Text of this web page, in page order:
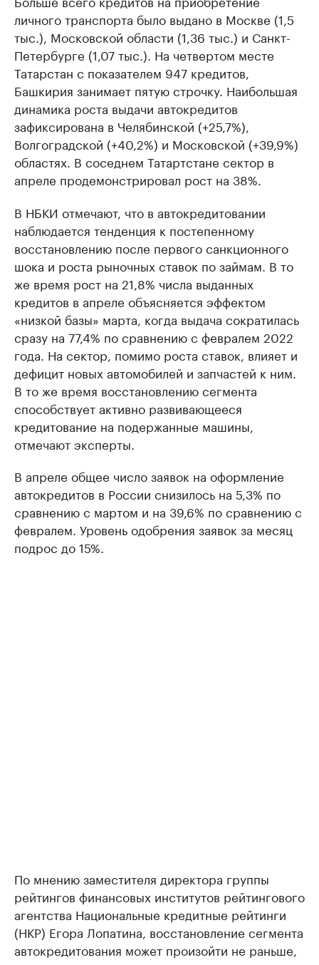
личного транспорта было выдано в Москве (1,5
тыс.), Московской области (1,36 тыс.) и Санкт-
Петербурге (1,07 тыс.). На четвертом месте
Татарстан с показателем 947 кредитов,
Башкирия занимает пятую строчку. Наибольшая
динамика роста выдачи автокредитов
зафиксирована в Челябинской (+25,7%),
Волгоградской (+40,2%) и Московской (+39,9%)
областях. В соседнем Татартстане сектор в
апреле продемонстрировал рост на 38%.
В НБКИ отмечают, что в автокредитовании
наблюдается тенденция к постепенному
восстановлению после первого санкционного
шока и роста рыночных ставок по займам. В то
же время рост на 21,8% числа выданных
кредитов в апреле объясняется эффектом
«низкой базы» марта, когда выдача сократилась
сразу на 77,4% по сравнению с февралем 2022
года. На сектор, помимо роста ставок, влияет и
дефицит новых автомобилей и запчастей к ним.
В то же время восстановлению сегмента
способствует активно развивающееся
кредитование на подержанные машины,
отмечают эксперты.
В апреле общее число заявок на оформление
автокредитов в России снизилось на 5,3% по
сравнению с мартом и на 39,6% по сравнению с
февралем. Уровень одобрения заявок за месяц
подрос до 15%.
По мнению заместителя директора группы
рейтингов финансовых институтов рейтингового
агентства Национальные кредитные рейтинги
(НКР) Егора Лопатина, восстановление сегмента
автокредитования может произойти не раньше,